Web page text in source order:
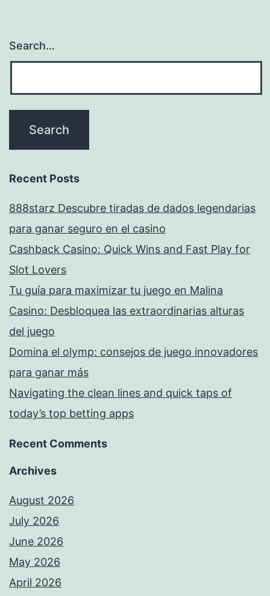
Search…
Recent Posts
888starz Descubre tiradas de dados legendarias
para ganar seguro en el casino
Cashback Casino: Quick Wins and Fast Play for
Slot Lovers
Tu guía para maximizar tu juego en Malina
Casino: Desbloquea las extraordinarias alturas
del juego
Domina el olymp: consejos de juego innovadores
para ganar más
Navigating the clean lines and quick taps of
today’s top betting apps
Recent Comments
Archives
August 2026
July 2026
June 2026
May 2026
April 2026